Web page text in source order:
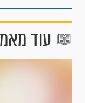
עוד